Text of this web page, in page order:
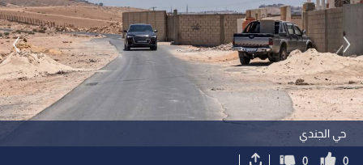
حي الجندي
0
0